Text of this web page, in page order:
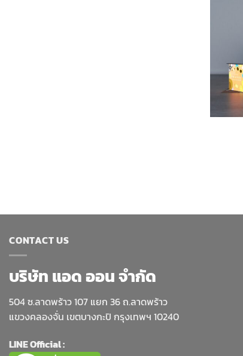
CONTACT US
บริษัท แอด ออน จำกัด
504 ซ.ลาดพร้าว 107 แยก 36 ถ.ลาดพร้าว
แขวงคลองจั่น เขตบางกะปิ กรุงเทพฯ 10240
LINE Official :